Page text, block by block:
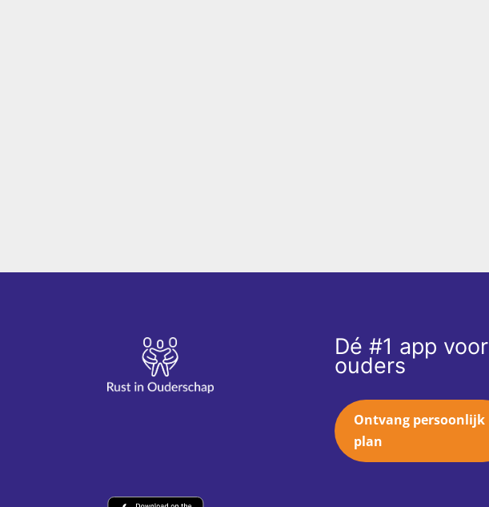
Dé #1 app voor
ouders
Ontvang persoonlijk
plan